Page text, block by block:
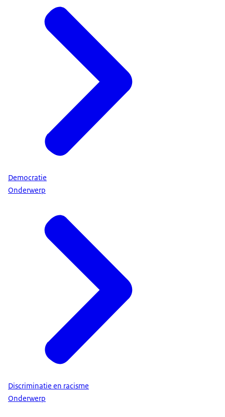
Democratie
Onderwerp
Discriminatie en racisme
Onderwerp